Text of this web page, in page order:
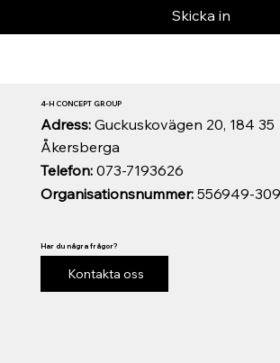
Skicka in
Organisationsnummer:556949-
Telefon:073-7193626
Adress: Guckuskovägen 20, 184 35
Åkersberga
4-H CONCEPT GROUP
Har du några frågor?
Kontakta oss